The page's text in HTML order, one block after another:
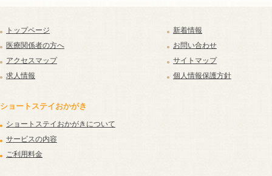
トップページ
医療関係者の方へ
アクセスマップ
求人情報
新着情報
お問い合わせ
サイトマップ
個人情報保護方針
ショートステイおかがき
ショートステイおかがきについて
サービスの内容
ご利用料金